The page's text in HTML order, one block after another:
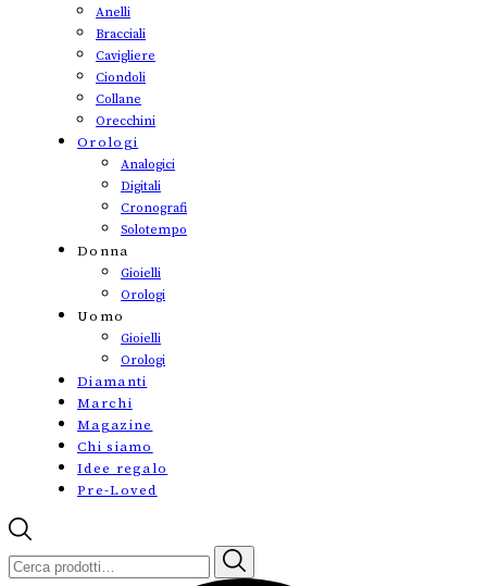
Anelli
Bracciali
Cavigliere
Ciondoli
Collane
Orecchini
Orologi
Analogici
Digitali
Cronografi
Solotempo
Donna
Gioielli
Orologi
Uomo
Gioielli
Orologi
Diamanti
Marchi
Magazine
Chi siamo
Idee regalo
Pre-Loved
Cerca: